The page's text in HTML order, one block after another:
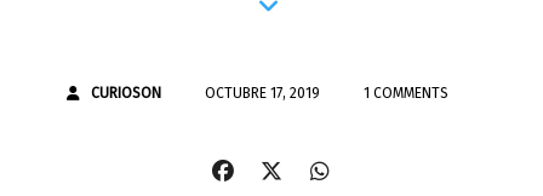
CURIOSON OCTUBRE 17, 2019 1 COMMENTS